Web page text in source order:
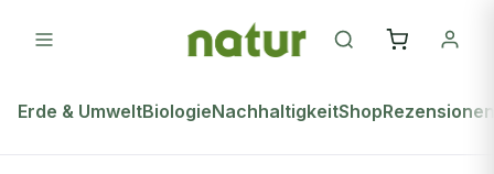
Erde & UmweltBiologieNachhaltigkeitShopRezensionen